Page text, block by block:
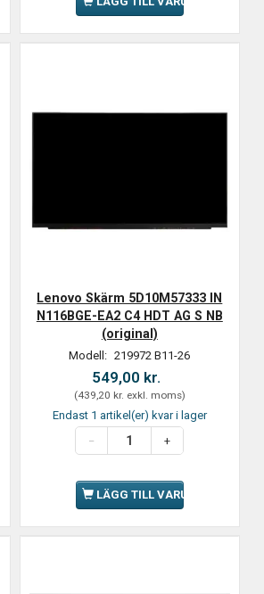
Lenovo Skärm 5D10M57333 IN
N116BGE-EA2 C4 HDT AG S NB
(original)
Modell: 219972 B11-26
549,00 kr.
(439,20 kr. exkl. moms)
Endast 1 artikel(er) kvar i lager
LÄGG TILL VARUKORGEN